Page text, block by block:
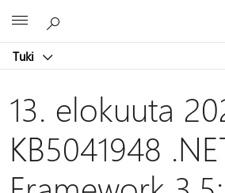
Tuki
13. elokuuta
KB5041948